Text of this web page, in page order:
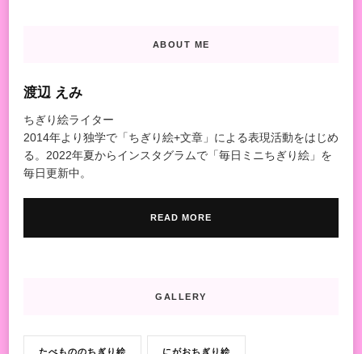
ABOUT ME
渡辺 えみ
ちぎり絵ライター
2014年より独学で「ちぎり絵+文章」による表現活動をはじめ
る。2022年夏からインスタグラムで「毎日ミニちぎり絵」を
毎日更新中。
READ MORE
GALLERY
たべもののちぎり絵 にがおちぎり絵